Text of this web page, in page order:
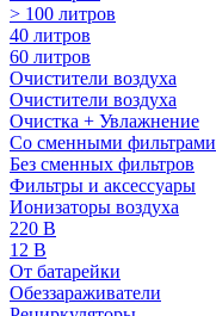
> 100 литров
40 литров
60 литров
Очистители воздуха
Очистители воздуха
Очистка + Увлажнение
Cо сменными фильтрами
Без сменных фильтров
Фильтры и аксессуары
Ионизаторы воздуха
220 В
12 В
От батарейки
Обеззараживатели